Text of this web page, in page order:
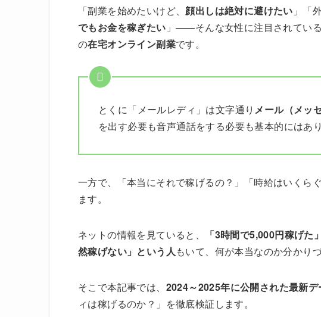
「副業を始めたいけど、 顔出しは絶対に避けたい 」「
でもお金を稼ぎたい 」——そんな女性に注目されてい
の在宅オンライン副業です。
とくに「メールレディ」は文字通り メール（メッ
を出す必要も音声通話をする必要も基本的にはあり
一方で、「本当にそれで稼げるの？」「時給はいくら
ます。
ネットの情報を見ていると、
「3時間で5,000円稼げ
然稼げない」という人もいて、何が本当なのか分かり
そこで本記事では、 2024～2025年に公開された最新
ィは稼げるのか？」を徹底検証します。